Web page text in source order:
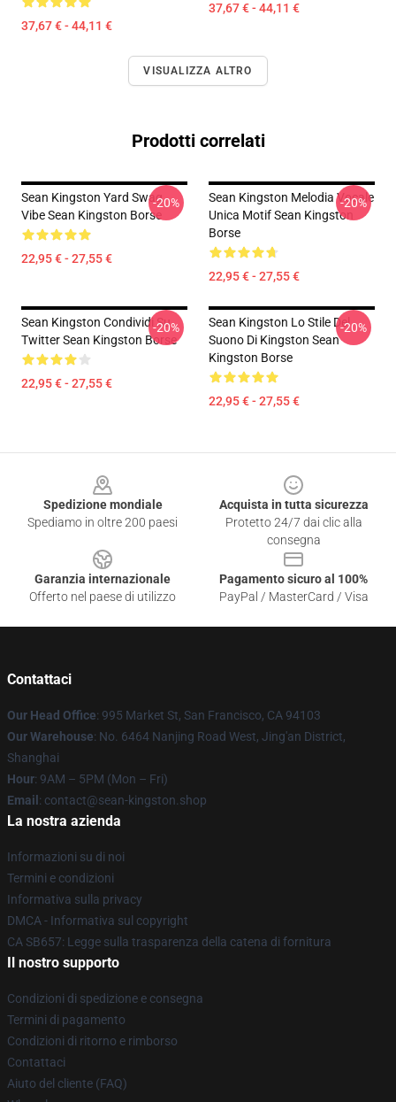
37,67 € - 44,11 €
37,67 € - 44,11 €
VISUALIZZA ALTRO
Prodotti correlati
Sean Kingston Yard Swag
Vibe Sean Kingston Borse
22,95 € - 27,55 €
-20%
Sean Kingston Melodia Vocale
Unica Motif Sean Kingston
Borse
22,95 € - 27,55 €
-20%
Sean Kingston Condividi Su
Twitter Sean Kingston Borse
22,95 € - 27,55 €
-20%
Sean Kingston Lo Stile Del
Suono Di Kingston Sean
Kingston Borse
22,95 € - 27,55 €
-20%
Spedizione mondiale
Spediamo in oltre 200 paesi
Acquista in tutta sicurezza
Protetto 24/7 dai clic alla
consegna
Garanzia internazionale
Offerto nel paese di utilizzo
Pagamento sicuro al 100%
PayPal / MasterCard / Visa
Contattaci
Our Head Office: 995 Market St, San Francisco, CA 94103
Our Warehouse: No. 6464 Nanjing Road West, Jing'an District,
Shanghai
Hour: 9AM – 5PM (Mon – Fri)
Email : contact@sean-kingston.shop
La nostra azienda
Informazioni su di noi
Termini e condizioni
Informativa sulla privacy
DMCA - Informativa sul copyright
CA SB657: Legge sulla trasparenza della catena di fornitura
Il nostro supporto
Condizioni di spedizione e consegna
Termini di pagamento
Condizioni di ritorno e rimborso
Contattaci
Aiuto del cliente (FAQ)